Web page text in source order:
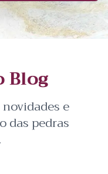
Blog
e
das pedras